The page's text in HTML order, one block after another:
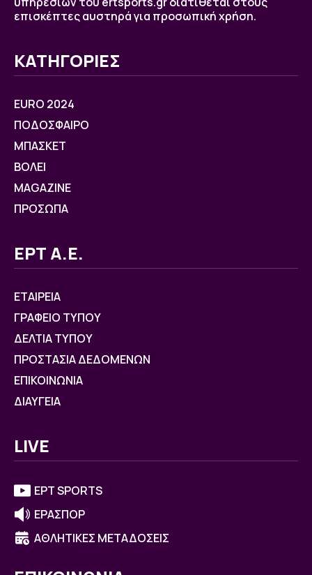
επισκέπτες αυστηρά για προσωπική χρήση.
ΚΑΤΗΓΟΡΙΕΣ
EURO 2024
ΠΟΔΟΣΦΑΙΡΟ
ΜΠΑΣΚΕΤ
ΒOΛΕΙ
MAGAZINE
ΠΡΟΣΩΠΑ
ΕΡΤ Α.Ε.
ΕΤΑΙΡΕΙΑ
ΓΡΑΦΕΙΟ ΤΥΠΟΥ
ΔΕΛΤΙΑ ΤΥΠΟΥ
ΠΡΟΣΤΑΣΙΑ ΔΕΔΟΜΕΝΩΝ
ΕΠΙΚΟΙΝΩΝΙΑ
ΔΙΑΥΓΕΙΑ
LIVE
ΕΡΤ SPORTS
ΕΡΑΣΠΟΡ
ΑΘΛΗΤΙΚΕΣ ΜΕΤΑΔΟΣΕΙΣ